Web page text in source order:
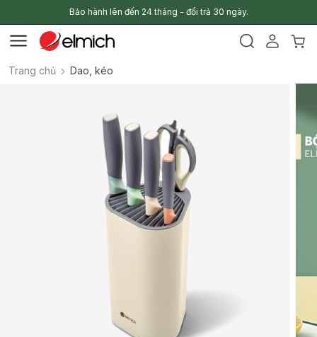
Bảo hành lên đến 24 tháng - đổi trả 30 ngày.
Trang chủ Dao, kéo